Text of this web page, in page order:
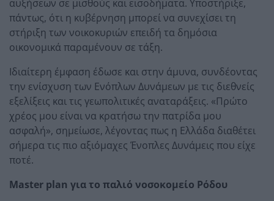
αυξήσεων σε μισθούς και εισοδήματα. Υποστήριξε,
πάντως, ότι η κυβέρνηση μπορεί να συνεχίσει τη
στήριξη των νοικοκυριών επειδή τα δημόσια
οικονομικά παραμένουν σε τάξη.
Ιδιαίτερη έμφαση έδωσε και στην άμυνα, συνδέοντας
την ενίσχυση των Ενόπλων Δυνάμεων με τις διεθνείς
εξελίξεις και τις γεωπολιτικές αναταράξεις. «Πρώτο
χρέος μου είναι να κρατήσω την πατρίδα μου
ασφαλή», σημείωσε, λέγοντας πως η Ελλάδα διαθέτει
σήμερα τις πιο αξιόμαχες Ένοπλες Δυνάμεις που είχε
ποτέ.
Master plan για το παλιό νοσοκομείο Ρόδου